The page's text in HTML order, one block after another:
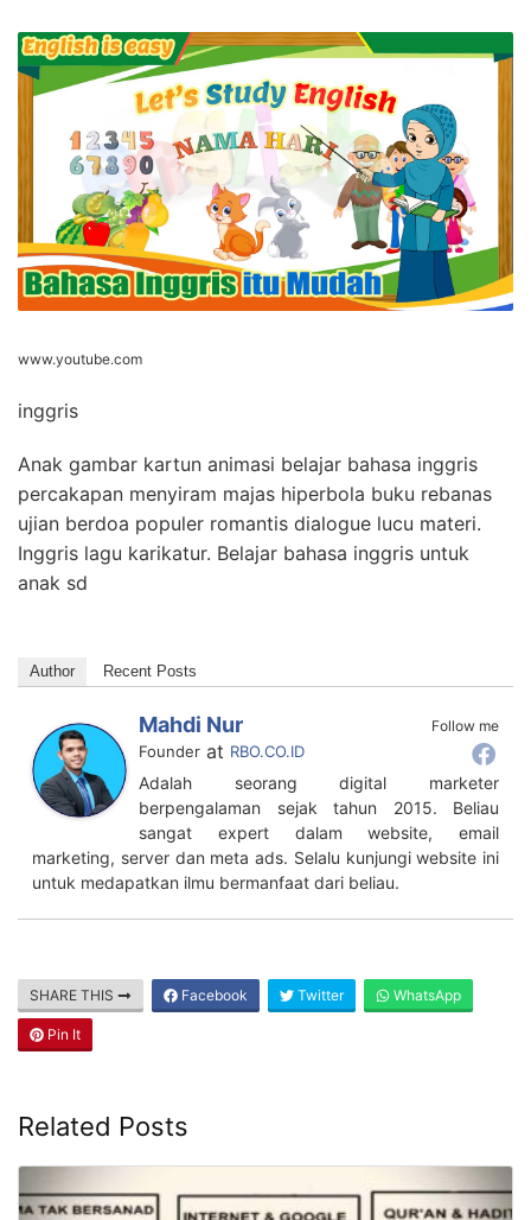
www.youtube.com
inggris
Anak gambar kartun animasi belajar bahasa inggris
percakapan menyiram majas hiperbola buku rebanas
ujian berdoa populer romantis dialogue lucu materi.
Inggris lagu karikatur. Belajar bahasa inggris untuk
anak sd
Author Recent Posts
Follow me
Mahdi Nur
Founder at RBO.CO.ID
Adalah seorang digital marketer
berpengalaman sejak tahun 2015. Beliau
sangat expert dalam website, email
marketing, server dan meta ads. Selalu kunjungi website ini
untuk medapatkan ilmu bermanfaat dari beliau.
SHARE THIS Facebook Twitter WhatsApp
Pin It
Related Posts